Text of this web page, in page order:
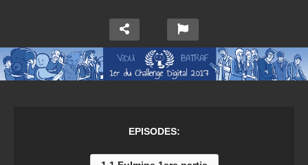
EPISODES: